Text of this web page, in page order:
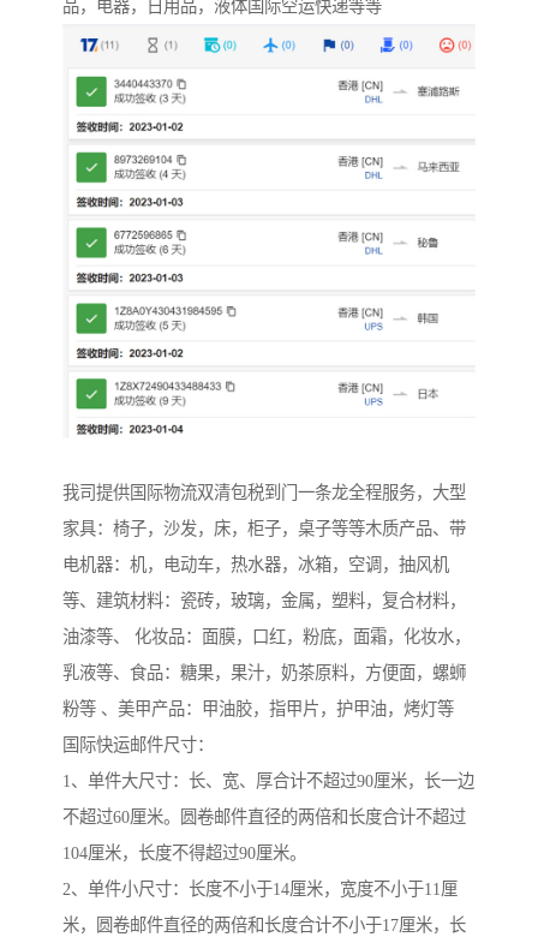
品，电器，日用品，液体国际空运快递等等
我司提供国际物流双清包税到门一条龙全程服务，大型
家具：椅子，沙发，床，柜子，桌子等等木质产品、带
电机器：机，电动车，热水器，冰箱，空调，抽风机
等、建筑材料：瓷砖，玻璃，金属，塑料，复合材料，
油漆等、 化妆品：面膜，口红，粉底，面霜，化妆水，
乳液等、食品：糖果，果汁，奶茶原料，方便面，螺蛳
粉等 、美甲产品：甲油胶，指甲片，护甲油，烤灯等
国际快运邮件尺寸：
1、单件大尺寸：长、宽、厚合计不超过90厘米，长一边
不超过60厘米。圆卷邮件直径的两倍和长度合计不超过
104厘米，长度不得超过90厘米。
2、单件小尺寸：长度不小于14厘米，宽度不小于11厘
米，圆卷邮件直径的两倍和长度合计不小于17厘米，长